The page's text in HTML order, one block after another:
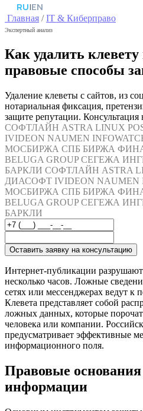
RU|EN
Главная /IT & Киберправо
Экспертный анализ
Как удалить клевету
правовые способы
Удаление клеветы с сайтов, из
нотариальная фиксация,
защите репутации. Консультация
СОФТЛАЙН ASTRA LINUX
IVIDEON NAUMEN
МОСБИРЖА СПБ БИРЖА
BELUGA GROUP СЕГЕЖА
БАРКЛИ СОФТЛАЙН ASTRA
ДИАСОФТ IVIDEON NAUMEN
МОСБИРЖА СПБ БИРЖА
BELUGA GROUP СЕГЕЖА
БАРКЛИ
Оставить заявку на консультацию
Интернет-публикации
несколько часов. Ложные
сетях или мессенджерах ведут к
Клевета представляет собой
ложных данных, которые порочат
человека или компании.
предусматривает эффективные
информационного поля.
Правовые основания
информации